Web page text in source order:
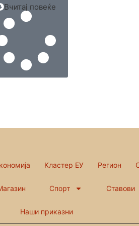
Вчитај повеќе
Кластер ЕУ Регион
Спорт Ставови
Наши приказни